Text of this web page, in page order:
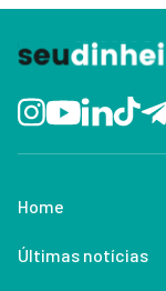
Home
Últimas notícias